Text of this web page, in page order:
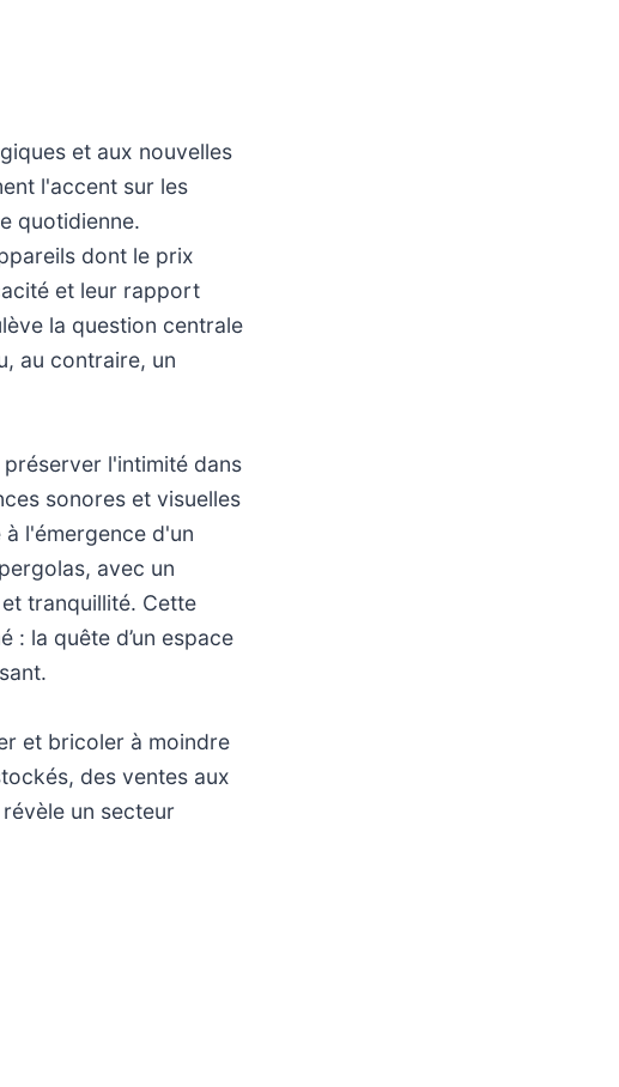
et aux nouvelles
l'accent sur les
quotidienne.
dont le prix
et leur rapport
la question centrale
au contraire, un
l'intimité dans
sonores et visuelles
l'émergence d'un
avec un
tranquillité. Cette
: la quête d’un espace
et bricoler à moindre
des ventes aux
un secteur